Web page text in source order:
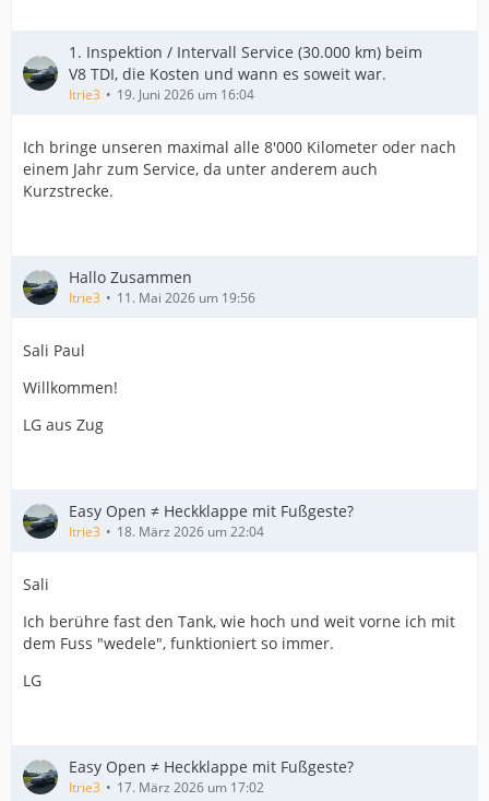
1. Inspektion / Intervall Service (30.000 km) beim
V8 TDI, die Kosten und wann es soweit war.
Itrie3 19. Juni 2026 um 16:04
Ich bringe unseren maximal alle 8'000 Kilometer oder nach
einem Jahr zum Service, da unter anderem auch
Kurzstrecke.
Hallo Zusammen
Itrie3 11. Mai 2026 um 19:56
Sali Paul
Willkommen!
LG aus Zug
Easy Open ≠ Heckklappe mit Fußgeste?
Itrie3 18. März 2026 um 22:04
Sali
Ich berühre fast den Tank, wie hoch und weit vorne ich mit
dem Fuss "wedele", funktioniert so immer.
LG
Easy Open ≠ Heckklappe mit Fußgeste?
Itrie3 17. März 2026 um 17:02